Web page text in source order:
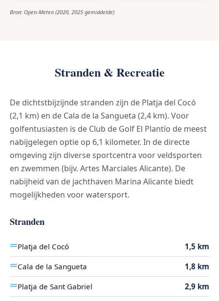
Bron: Open-Meteo (2020, 2025 gemiddelde)
Stranden & Recreatie
De dichtstbijzijnde stranden zijn de Platja del Cocó
(2,1 km) en de Cala de la Sangueta (2,4 km). Voor
golfentusiasten is de Club de Golf El Plantío de meest
nabijgelegen optie op 6,1 kilometer. In de directe
omgeving zijn diverse sportcentra voor veldsporten
en zwemmen (bijv. Artes Marciales Alicante). De
nabijheid van de jachthaven Marina Alicante biedt
mogelijkheden voor watersport.
Stranden
Platja del Cocó 1,5 km
Cala de la Sangueta 1,8 km
Platja de Sant Gabriel 2,9 km